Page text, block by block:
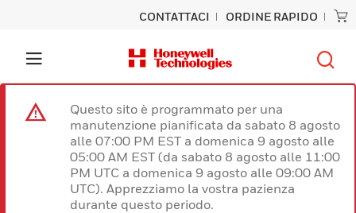
CONTATTACI ORDINE RAPIDO
Questo sito è programmato per una
manutenzione pianificata da sabato 8 agosto
alle 07:00 PM EST a domenica 9 agosto alle
05:00 AM EST (da sabato 8 agosto alle 11:00
PM UTC a domenica 9 agosto alle 09:00 AM
UTC). Apprezziamo la vostra pazienza
durante questo periodo.